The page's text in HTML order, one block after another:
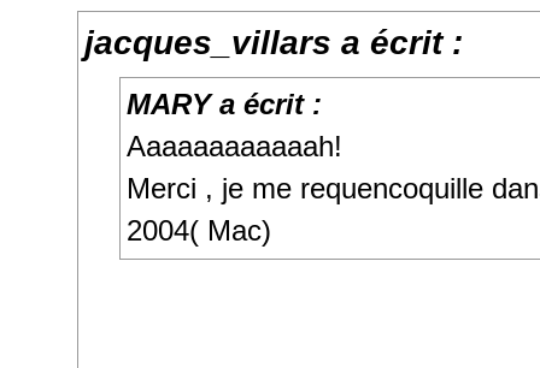
jacques_villars a écrit :
MARY a écrit :
Aaaaaaaaaaaah!
Merci , je me requencoquille
2004( Mac)